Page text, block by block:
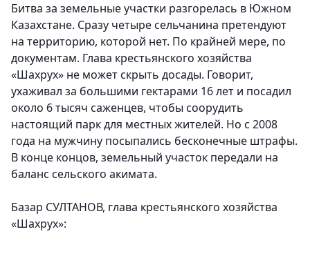
Битва за земельные участки разгорелась в Южном
Казахстане. Сразу четыре сельчанина претендуют
на территорию, которой нет. По крайней мере, по
документам. Глава крестьянского хозяйства
«Шахрух» не может скрыть досады. Говорит,
ухаживал за большими гектарами 16 лет и посадил
около 6 тысяч саженцев, чтобы соорудить
настоящий парк для местных жителей. Но с 2008
года на мужчину посыпались бесконечные штрафы.
В конце концов, земельный участок передали на
баланс сельского акимата.
Базар СУЛТАНОВ, глава крестьянского хозяйства
«Шахрух»: